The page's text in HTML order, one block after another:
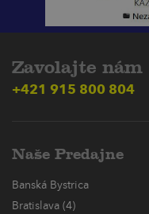
Zavolajte nám
+421 915 800 804
Naše Predajne
Banská Bystrica
Bratislava (4)